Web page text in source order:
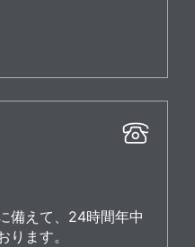
備えて、24時間年中
ます。